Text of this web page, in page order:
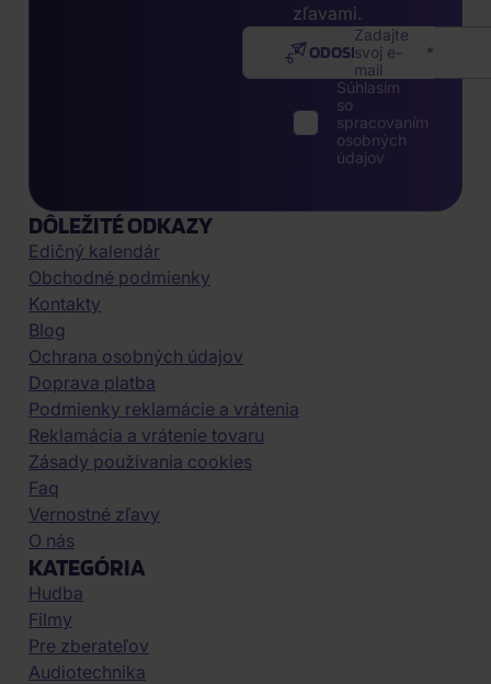
zľavami.
Zadajte
svoj e-
mail
ODOSLAŤ
Súhlasím
so
spracovaním
osobných
údajov
DÔLEŽITÉ ODKAZY
Edičný kalendár
Obchodné podmienky
Kontakty
Blog
Ochrana osobných údajov
Doprava platba
Podmienky reklamácie a vrátenia
Reklamácia a vrátenie tovaru
Zásady používania cookies
Faq
Vernostné zľavy
O nás
KATEGÓRIA
Hudba
Filmy
Pre zberateľov
Audiotechnika